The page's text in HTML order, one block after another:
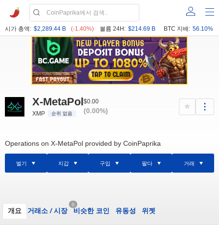
시가 총액: $2,289.44 B (-1.40%) 볼륨 24H: $214.69 B BTC 지배: 56.10%
X-MetaPol
XMP 순위 없음
$0.00
(0.00%)
Operations on X-MetaPol provided by CoinPaprika
벌기 지갑 구입 팔다 거래
개요 거래소 /시장
0
비슷한 코인 유동성 위젯